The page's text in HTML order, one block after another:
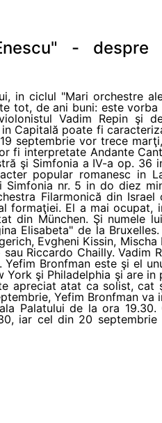
- despre
in ciclul "Mari orchestre
tot, de ani buni: este
Vadim Repin şi
Capitală poate fi
septembrie vor trece
fi interpretate Andante
şi Simfonia a IV-a op. 36
popular romanesc in
nr. 5 in do diez
Filarmonică din Israel
formaţiei. El a mai ocupat,
din München. Şi numele
Elisabeta" de la
Evgheni Kissin, Mischa
Riccardo Chailly. Vadim
Bronfman este şi el
şi Philadelphia şi are in
apreciat atat ca solist, cat
Yefim Bronfman va
Palatului de la ora
iar cel din 20